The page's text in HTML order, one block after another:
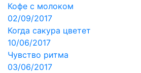
Кофе с молоком
02/09/2017
Когда сакура цветет
10/06/2017
Чувство ритма
03/06/2017